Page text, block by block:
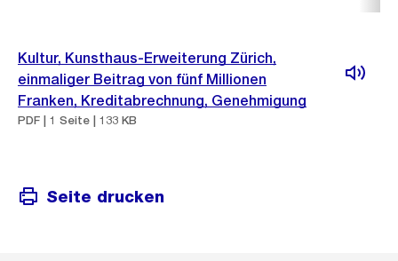
Kultur, Kunsthaus-Erweiterung Zürich,
einmaliger Beitrag von fünf Millionen
Franken, Kreditabrechnung, Genehmigung
PDF | 1 Seite | 133 KB
Seite drucken